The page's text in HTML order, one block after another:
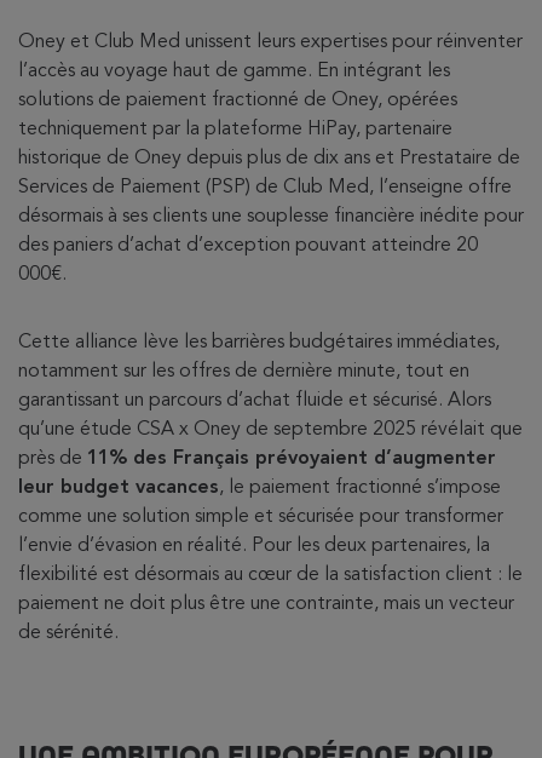
Oney et Club Med unissent leurs expertises pour réinventer
l’accès au voyage haut de gamme. En intégrant les
solutions de paiement fractionné de Oney, opérées
techniquement par la plateforme HiPay, partenaire
historique de Oney depuis plus de dix ans et Prestataire de
Services de Paiement (PSP) de Club Med, l’enseigne offre
désormais à ses clients une souplesse financière inédite pour
des paniers d’achat d’exception pouvant atteindre 20
000€.
Cette alliance lève les barrières budgétaires immédiates,
notamment sur les offres de dernière minute, tout en
garantissant un parcours d’achat fluide et sécurisé. Alors
qu’une étude CSA x Oney de septembre 2025 révélait que
près de 11% des Français prévoyaient d’augmenter
leur budget vacances, le paiement fractionné s’impose
comme une solution simple et sécurisée pour transformer
l’envie d’évasion en réalité. Pour les deux partenaires, la
flexibilité est désormais au cœur de la satisfaction client : le
paiement ne doit plus être une contrainte, mais un vecteur
de sérénité.